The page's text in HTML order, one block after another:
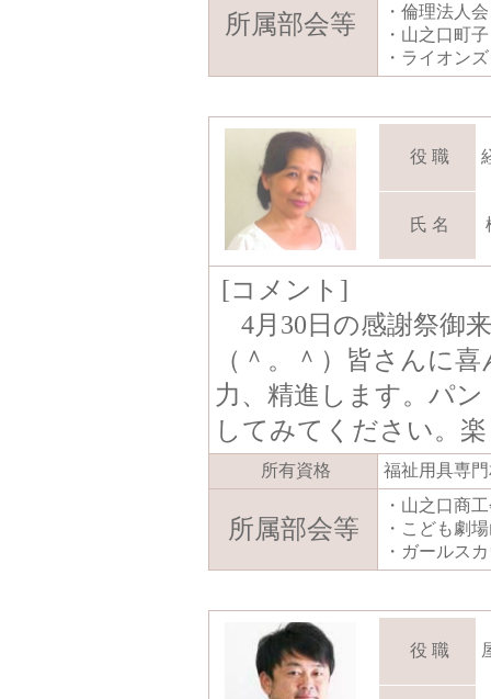
所属部会等
・倫理法人会
・山之口町
・ライオン
役 職
氏 名
[コメント]
4月30日の感謝祭御
（＾。＾）皆さんに
力、精進します。パ
してみてください。
所有資格 福祉用具専
所属部会等
・山之口商
・こども劇
・ガールス
役 職